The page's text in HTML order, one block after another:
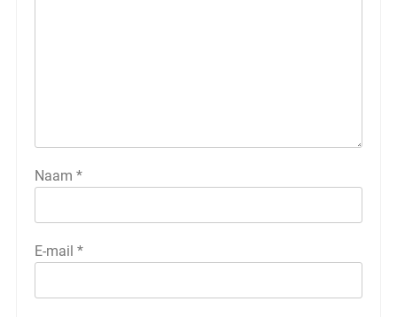
Naam *
E-mail *